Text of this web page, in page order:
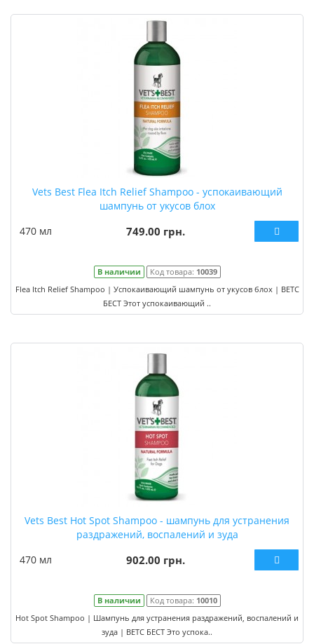
Vets Best Flea Itch Relief Shampoo - успокаивающий
шампунь от укусов блох
470 мл
749.00 грн.
В наличии Код товара: 10039
Flea Itch Relief Shampoo | Успокаивающий шампунь от укусов блох | ВЕТС
БЕСТ Этот успокаивающий ..
Vets Best Hot Spot Shampoo - шампунь для устранения
раздражений, воспалений и зуда
470 мл
902.00 грн.
В наличии Код товара: 10010
Hot Spot Shampoo | Шампунь для устранения раздражений, воспалений и
зуда | ВЕТС БЕСТ Это успока..